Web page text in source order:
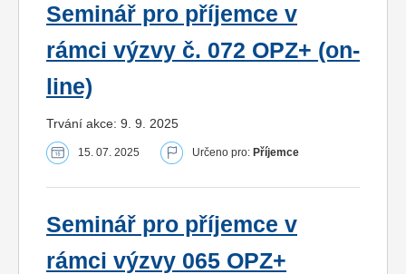
Seminář pro příjemce v
rámci výzvy č. 072 OPZ+ (on-
line)
Trvání akce: 9. 9. 2025
15. 07. 2025 Určeno pro: Příjemce
Seminář pro příjemce v
rámci výzvy 065 OPZ+